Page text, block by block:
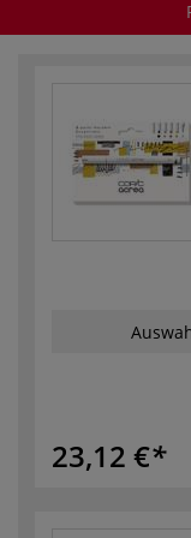
23,12 €